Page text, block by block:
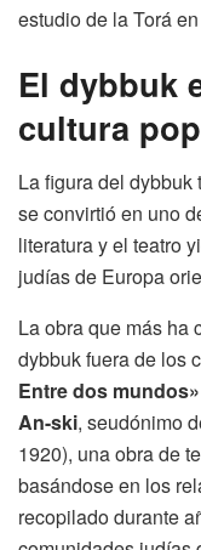
estudio de la Torá
El dybbuk
cultura
La figura del
se convirtió en uno
literatura y el teatro
judías de Europa
La obra que más ha
dybbuk fuera de los
Entre dos mundos»
An-ski, seudónimo
1920), una obra de
basándose en los
recopilado durante